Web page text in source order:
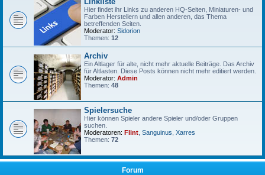
Hier findet ihr Links zu anderen HQ-Seiten, Miniaturen- und
Farben Herstellern und allen anderen, das Thema
betreffenden Seiten.
Moderator: Sidorion
Themen: 12
Archiv
Ein Altlager für alte, nicht mehr aktuelle Beiträge. Das Archiv
für Altlasten. Diese Posts können nicht mehr editiert werden.
Moderator: Admin
Themen: 48
Spielersuche
Hier können Spieler andere Spieler und/oder Gruppen
suchen.
Moderatoren: Flint Sanguinus Xarres
Themen: 72
Forum